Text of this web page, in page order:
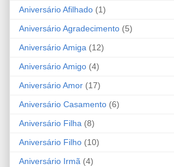
Aniversário Afilhado (1)
Aniversário Agradecimento (5)
Aniversário Amiga (12)
Aniversário Amigo (4)
Aniversário Amor (17)
Aniversário Casamento (6)
Aniversário Filha (8)
Aniversário Filho (10)
Aniversário Irmã (4)